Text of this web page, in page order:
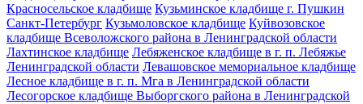
Красносельское кладбище Кузьминское кладбище г. Пушкин
Санкт-Петербург Кузьмоловское кладбище Куйвозовское
кладбище Всеволожского района в Ленинградской области
Лахтинское кладбище Лебяженское кладбище в г. п. Лебяжье
Ленинградской области Левашовское мемориальное кладбище
Лесное кладбище в г. п. Мга в Ленинградской области
Лесогорское кладбище Выборгского района в Ленинградской